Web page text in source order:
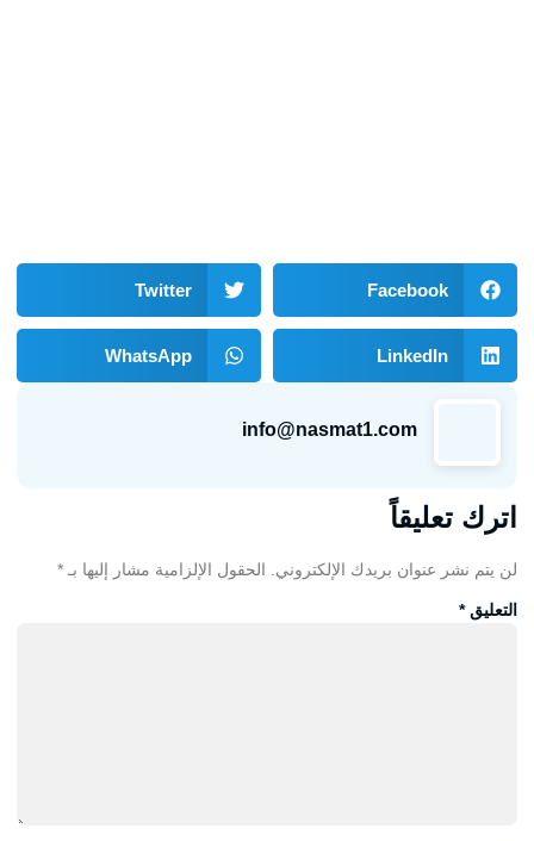
Facebook
Twitter
LinkedIn
WhatsApp
info@nasmat1.com
اترك تعليقاً
لن يتم نشر عنوان بريدك الإلكتروني. الحقول الإلزامية مشار إليها بـ *
التعليق*